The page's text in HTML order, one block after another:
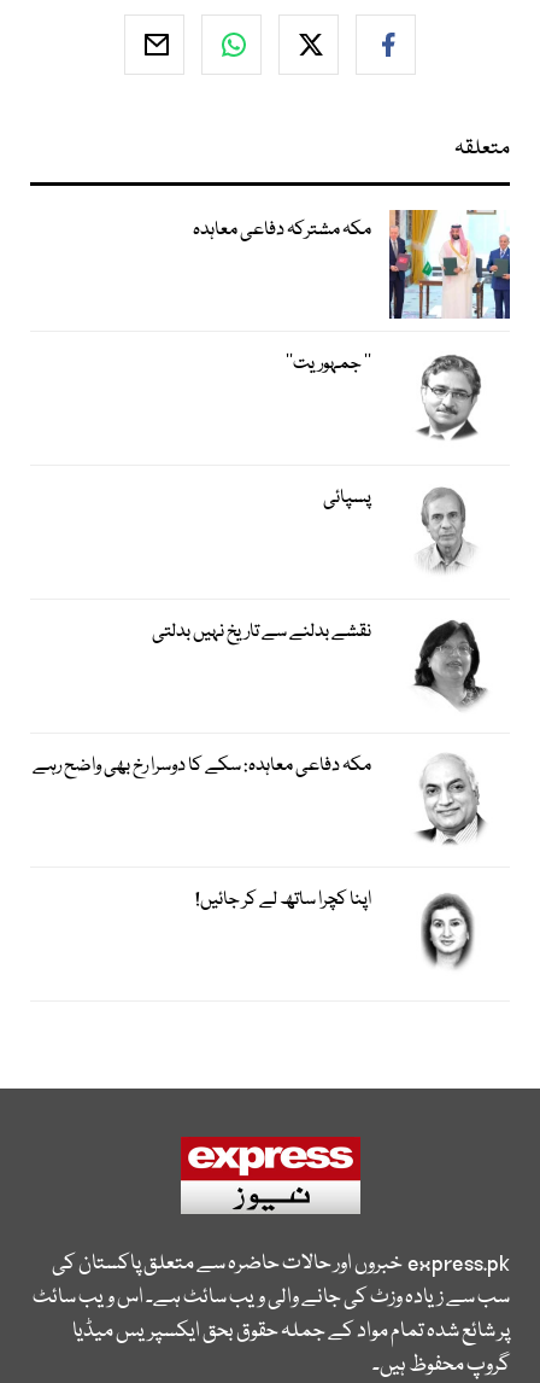
متعلقہ
مکہ مشترکہ دفاعی معاہدہ
’’ جمہوریت‘‘
پسپائی
نقشے بدلنے سے تاریخ نہیں بدلتی
مکہ دفاعی معاہدہ: سکے کا دوسرا رخ بھی واضح رہے
اپنا کچرا ساتھ لے کر جائیں!
express.pkخبروں اور حالات حاضرہ سے متعلق پاکستان کی
سب سے زیادہ وزٹ کی جانے والی ویب سائٹ ہے۔ اس ویب سائٹ
پر شائع شدہ تمام مواد کے جملہ حقوق بحق ایکسپریس میڈیا
گروپ محفوظ ہیں۔